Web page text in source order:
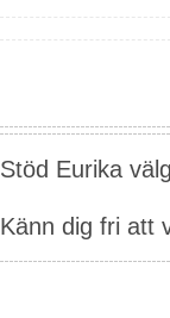
Stöd Eurika
Känn dig fri att